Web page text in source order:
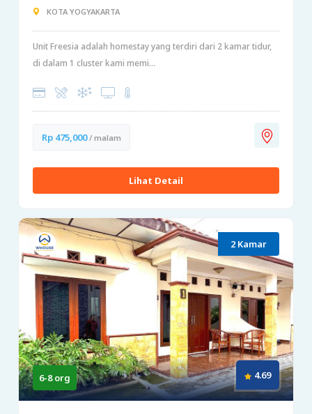
KOTA YOGYAKARTA
Unit Freesia adalah homestay yang terdiri dari 2 kamar tidur,
di dalam 1 cluster kami memi...
Rp 475,000/ malam
Lihat Detail
2 Kamar
6-8 org 4.69